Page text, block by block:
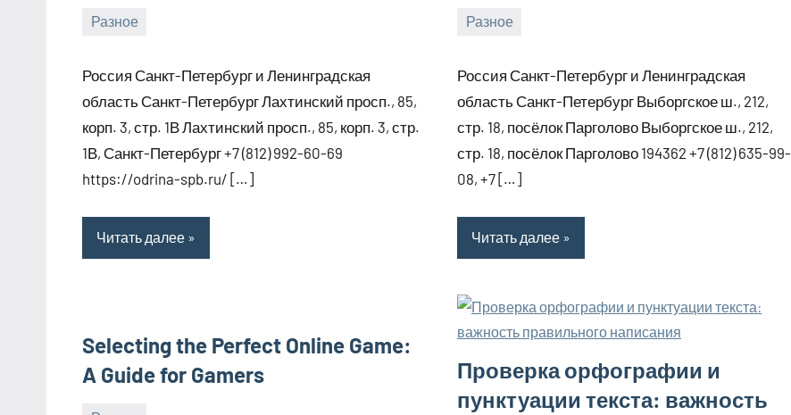
Разное
2025
Россия Санкт-Петербург и Ленинградская
область Санкт-Петербург Лахтинский просп., 85,
корп. 3, стр. 1В Лахтинский просп., 85, корп. 3, стр.
1В, Санкт-Петербург +7 (812) 992-60-69
https://odrina-spb.ru/ […]
Читать далее
Разное
2025
Россия Санкт-Петербург и Ленинградская
область Санкт-Петербург Выборгское ш., 212,
стр. 18, посёлок Парголово Выборгское ш., 212,
стр. 18, посёлок Парголово 194362 +7 (812) 635-99-
08, +7 […]
Читать далее
Selecting the Perfect Online Game:
A Guide for Gamers
Проверка орфографии и
пунктуации текста: важность